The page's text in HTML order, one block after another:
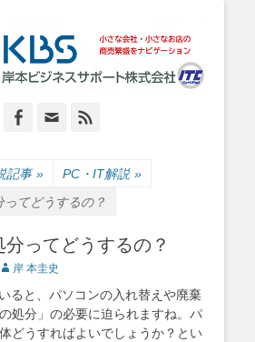
岸本ビジネスサポ
ート株式会社
なお店のIT経営をナビゲーション
Facebook
Email
記事 » PC・IT解説 »
てどうするの？
ってどうするの？
Author
岸 本圭史
ると、パソコンの入れ替えや廃棄
処分」の必要に迫られますね。パ
どうすればよいでしょうか？とい